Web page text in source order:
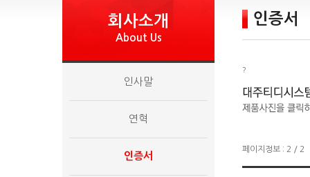
회사소개
About Us
인사말
연혁
인증서
인증서
?
페이지정보 : 2 / 2